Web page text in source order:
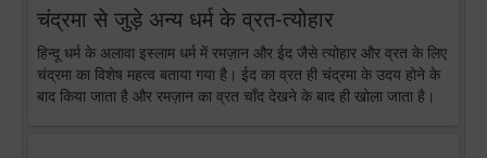
चंद्रमा से जुड़े अन्य धर्म के व्रत-त्योहार
हिन्दू धर्म के अलावा इस्लाम धर्म में रमज़ान और ईद जैसे त्योहार और व्रत के लिए
चंद्रमा का विशेष महत्व बताया गया है। ईद का व्रत ही चंद्रमा के उदय होने के
बाद किया जाता है और रमज़ान का व्रत चाँद देखने के बाद ही खोला जाता है।